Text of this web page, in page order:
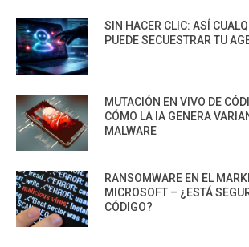
SIN HACER CLIC: ASÍ
PUEDE SECUESTRAR TU
MUTACIÓN EN VIVO DE
CÓMO LA IA GENERA
MALWARE
RANSOMWARE EN EL
MICROSOFT – ¿ESTÁ
CÓDIGO?